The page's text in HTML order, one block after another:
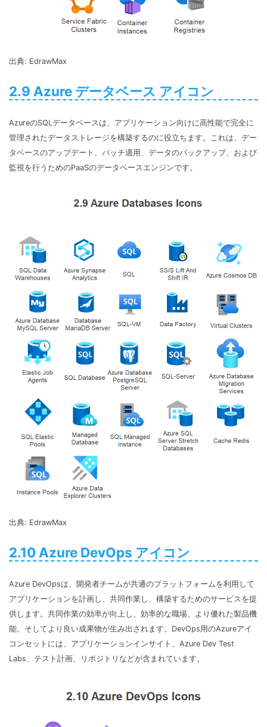
出典: EdrawMax
2.9 Azure データベース アイコン
AzureのSQLデータベースは、アプリケーション向けに高性能で完全に
管理されたデータストレージを構築するのに役立ちます。これは、デー
タベースのアップデート、パッチ適用、データのバックアップ、および
監視を行うためのPaaSのデータベースエンジンです。
出典: EdrawMax
2.10 Azure DevOps アイコン
Azure DevOpsは、開発者チームが共通のプラットフォームを利用して
アプリケーションを計画し、共同作業し、構築するためのサービスを提
供します。共同作業の効率が向上し、効率的な職場、より優れた製品機
能、そしてより良い成果物が生み出されます。DevOps用のAzureアイ
コンセットには、アプリケーションインサイト、Azure Dev Test
Labs、テスト計画、リポジトリなどが含まれています。